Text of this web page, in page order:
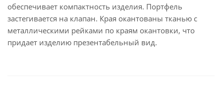
обеспечивает компактность изделия. Портфель
застегивается на клапан. Края окантованы тканью с
металлическими рейками по краям окантовки, что
придает изделию презентабельный вид.